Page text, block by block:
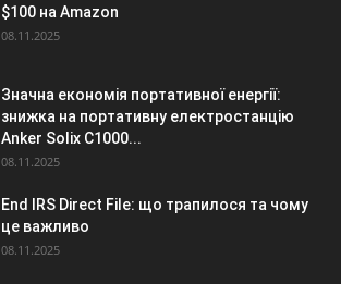
$100 на Amazon
08.11.2025
Значна економія портативної енергії:
знижка на портативну електростанцію
Anker Solix C1000...
08.11.2025
End IRS Direct File: що трапилося та чому
це важливо
08.11.2025